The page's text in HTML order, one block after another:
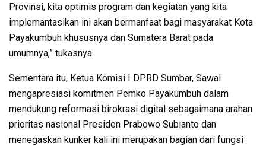
Provinsi, kita optimis program dan kegiatan yang kita
implemantasikan ini akan bermanfaat bagi masyarakat Kota
Payakumbuh khususnya dan Sumatera Barat pada
umumnya,” tukasnya.
Sementara itu, Ketua Komisi I DPRD Sumbar, Sawal
mengapresiasi komitmen Pemko Payakumbuh dalam
mendukung reformasi birokrasi digital sebagaimana arahan
prioritas nasional Presiden Prabowo Subianto dan
menegaskan kunker kali ini merupakan bagian dari fungsi